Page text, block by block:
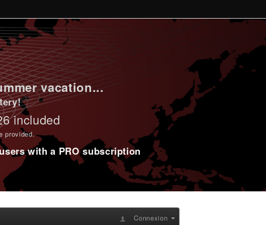
vacation...
included
provided.
with a PRO subscription
Connexion